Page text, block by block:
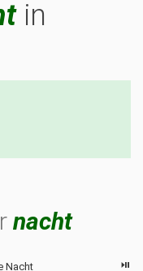
in
nacht
⏯